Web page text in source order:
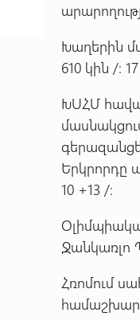
Խաղերին
610 կին /։
ԽՍՀՄ
Երկրորդը
10 +13 /։
Ջանկառլո
Հռոմում